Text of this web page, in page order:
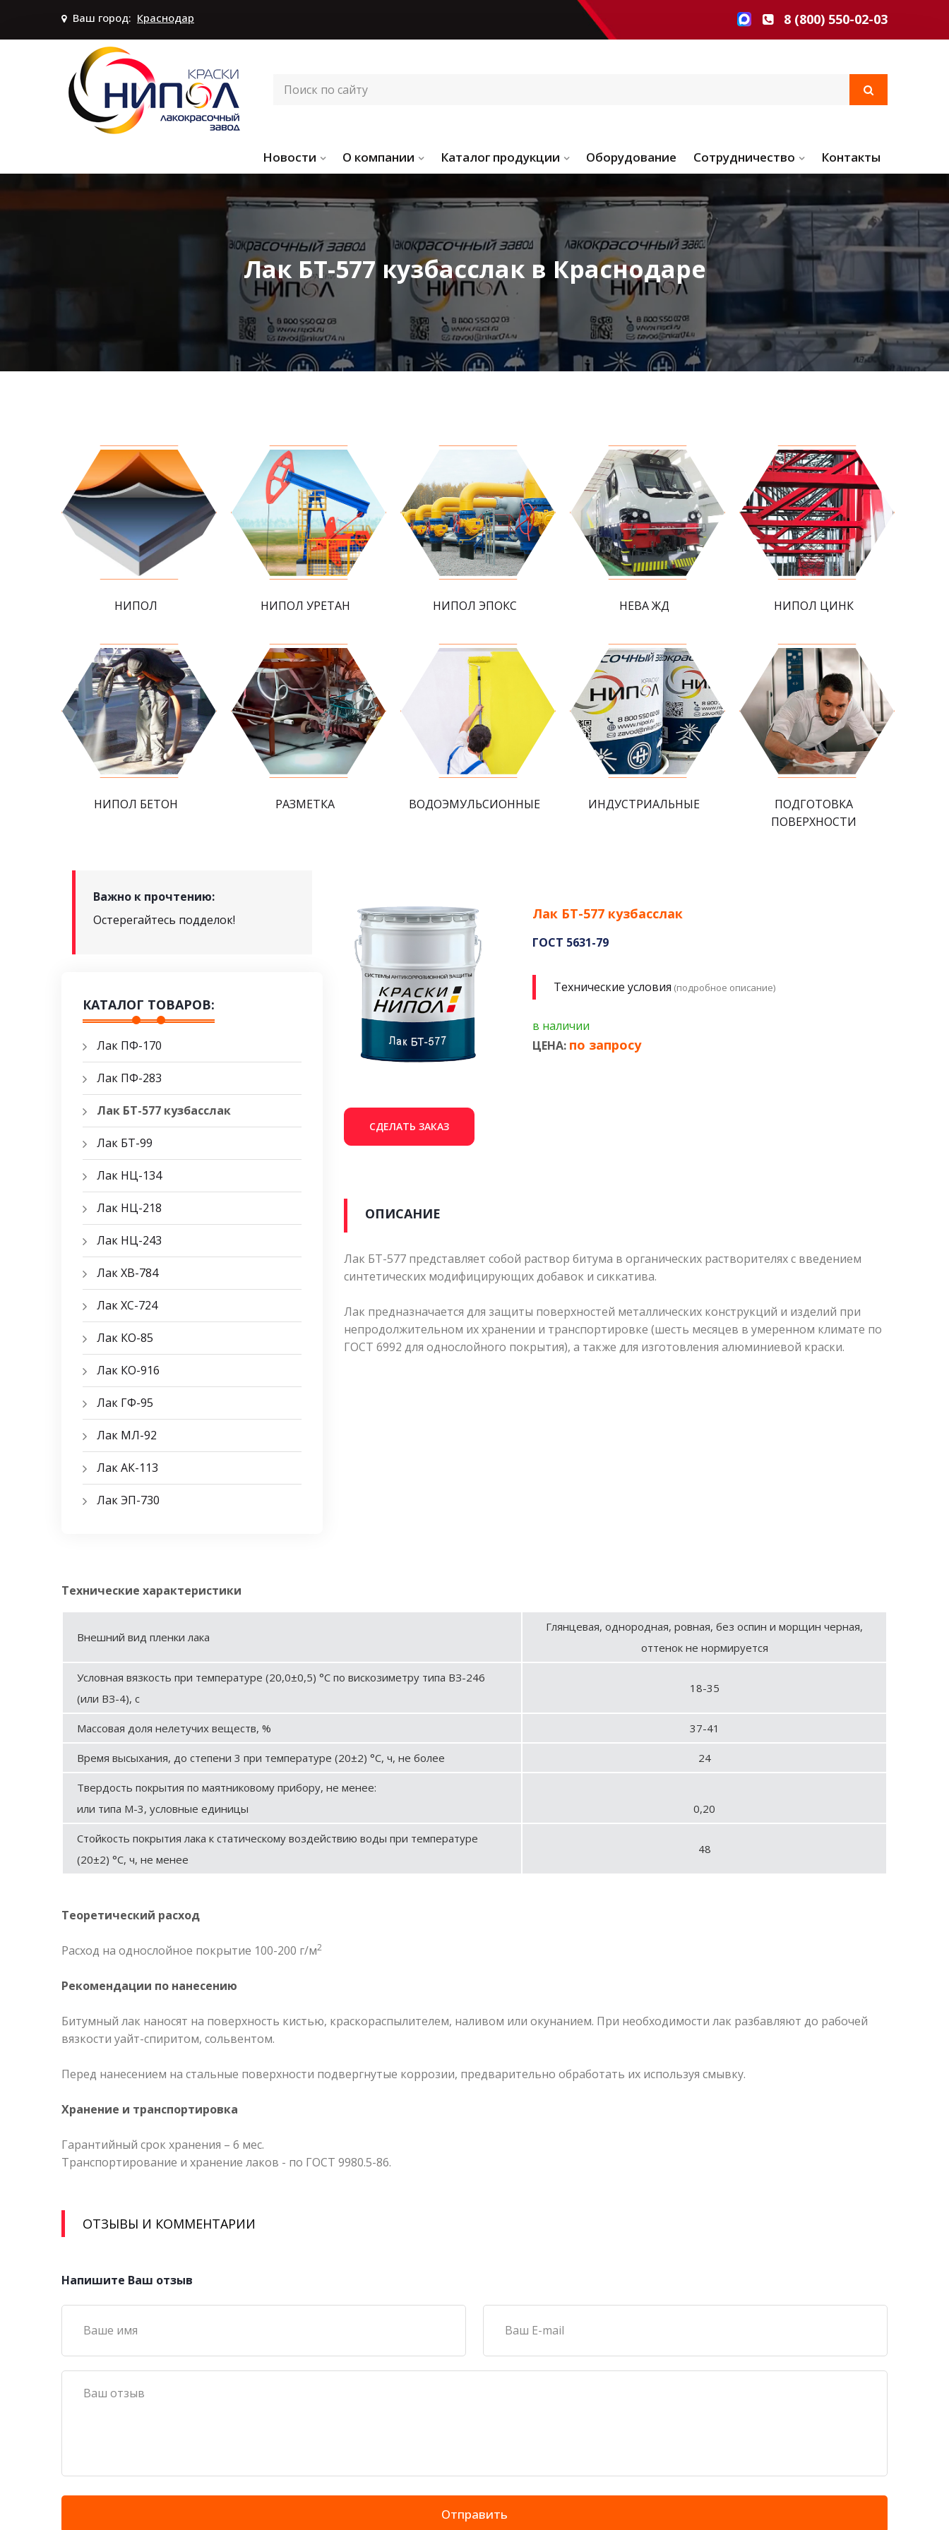
Ваш город: Краснодар 8 (800) 550-02-03
Новости О компании Каталог продукции Оборудование Сотрудничество Контакты
Лак БТ-577 кузбасслак в Краснодаре
НИПОЛ НИПОЛ УРЕТАН НИПОЛ ЭПОКС НЕВА ЖД НИПОЛ ЦИНК
НИПОЛ БЕТОН РАЗМЕТКА ВОДОЭМУЛЬСИОННЫЕ ИНДУСТРИАЛЬНЫЕ
ПОДГОТОВКА
ПОВЕРХНОСТИ
Важно к прочтению:
Остерегайтесь подделок!
КАТАЛОГ ТОВАРОВ:
Лак ПФ-170
Лак ПФ-283
Лак БТ-577 кузбасслак
Лак БТ-99
Лак НЦ-134
Лак НЦ-218
Лак НЦ-243
Лак ХВ-784
Лак ХС-724
Лак КО-85
Лак КО-916
Лак ГФ-95
Лак МЛ-92
Лак АК-113
Лак ЭП-730
Лак БТ-577 кузбасслак
ГОСТ 5631-79
Технические условия (подробное описание)
в наличии
ЦЕНА: по запросу
СДЕЛАТЬ ЗАКАЗ
ОПИСАНИЕ
Лак БТ-577 представляет собой раствор битума в органических растворителях с введением
синтетических модифицирующих добавок и сиккатива.
Лак предназначается для защиты поверхностей металлических конструкций и изделий при
непродолжительном их хранении и транспортировке (шесть месяцев в умеренном климате по
ГОСТ 6992 для однослойного покрытия), а также для изготовления алюминиевой краски.
Технические характеристики
Внешний вид пленки лака
Глянцевая, однородная, ровная, без оспин и морщин черная,
оттенок не нормируется
Условная вязкость при температуре (20,0±0,5) °С по вискозиметру типа ВЗ-246
(или ВЗ-4), с
18-35
Массовая доля нелетучих веществ, % 37-41
Время высыхания, до степени 3 при температуре (20±2) °С, ч, не более 24
Твердость покрытия по маятниковому прибору, не менее:
или типа М-3, условные единицы
0,20
Стойкость покрытия лака к статическому воздействию воды при температуре
(20±2) °С, ч, не менее
48
Теоретический расход
Расход на однослойное покрытие 100-200 г/м2
Рекомендации по нанесению
Битумный лак наносят на поверхность кистью, краскораспылителем, наливом или окунанием. При необходимости лак разбавляют до рабочей
вязкости уайт-спиритом, сольвентом.
Перед нанесением на стальные поверхности подвергнутые коррозии, предварительно обработать их используя смывку.
Хранение и транспортировка
Гарантийный срок хранения – 6 мес.
Транспортирование и хранение лаков - по ГОСТ 9980.5-86.
ОТЗЫВЫ И КОММЕНТАРИИ
Напишите Ваш отзыв
Отправить